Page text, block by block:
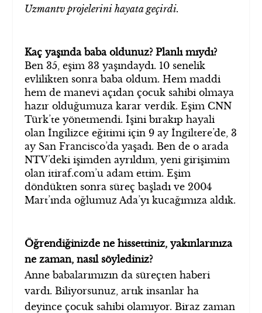
Uzmantv projelerini hayata geçirdi.
Kaç yaşında baba oldunuz? Planlı mıydı?
Ben 35, eşim 33 yaşındaydı. 10 senelik
evlilikten sonra baba oldum. Hem maddi
hem de manevi açıdan çocuk sahibi olmaya
hazır olduğumuza karar verdik. Eşim CNN
Türk’te yönetmendi. İşini bırakıp hayali
olan İngilizce eğitimi için 9 ay İngiltere’de, 3
ay San Francisco’da yaşadı. Ben de o arada
NTV’deki işimden ayrıldım, yeni girişimim
olan itiraf.com’u adam ettim. Eşim
döndükten sonra süreç başladı ve 2004
Mart’ında oğlumuz Ada’yı kucağımıza aldık.
Öğrendiğinizde ne hissettiniz, yakınlarınıza
ne zaman, nasıl söylediniz?
Anne babalarımızın da süreçten haberi
vardı. Biliyorsunuz, artık insanlar ha
deyince çocuk sahibi olamıyor. Biraz zaman